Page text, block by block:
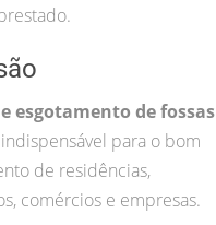
esgotamento de fossas
para o bom
de residências,
comércios e empresas.